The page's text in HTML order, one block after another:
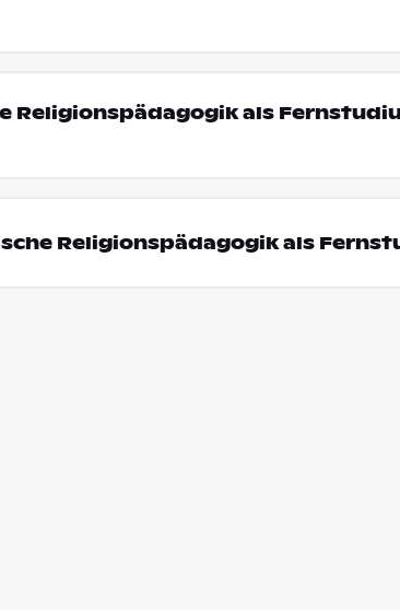
Religionspädagogik als
Religionspädagogik als